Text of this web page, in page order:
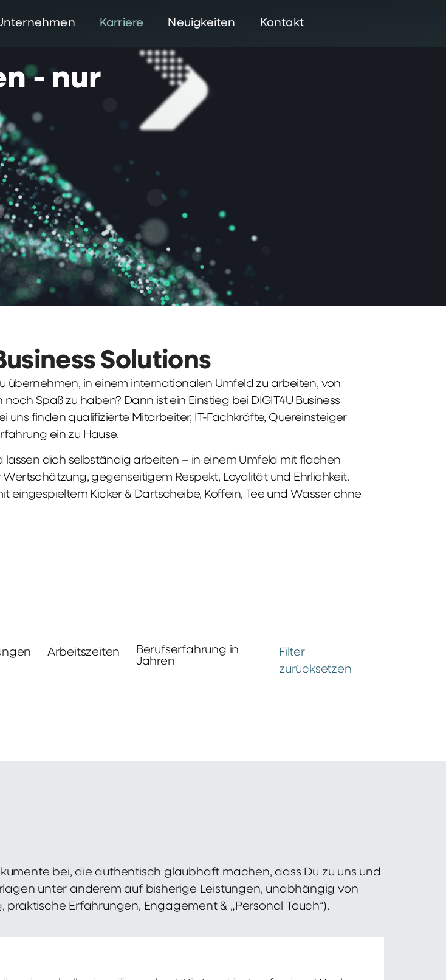
Karriere Neuigkeiten Kontakt
- nur
Solutions
übernehmen, in einem internationalen Umfeld zu arbeiten, von
Spaß zu haben? Dann ist ein Einstieg bei DIGIT4U Business
uns finden qualifizierte Mitarbeiter, IT-Fachkräfte, Quereinsteiger
ein zu Hause.
dich selbständig arbeiten – in einem Umfeld mit flachen
gegenseitigem Respekt, Loyalität und Ehrlichkeit.
eingespieltem Kicker & Dartscheibe, Koffein, Tee und Wasser ohne
Arbeitszeiten
Berufserfahrung in
Jahren
Filter
zurücksetzen
bei, die authentisch glaubhaft machen, dass Du zu uns und
unter anderem auf bisherige Leistungen, unabhängig von
Erfahrungen, Engagement & „Personal Touch“).